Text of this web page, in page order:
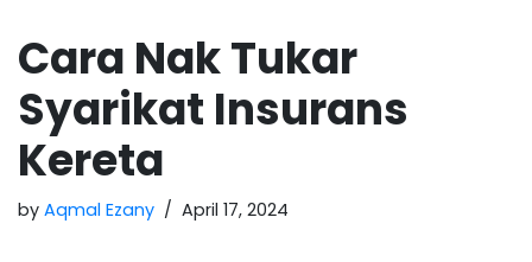
Cara Nak Tukar
Syarikat Insurans
Kereta
by Aqmal Ezany April 17, 2024